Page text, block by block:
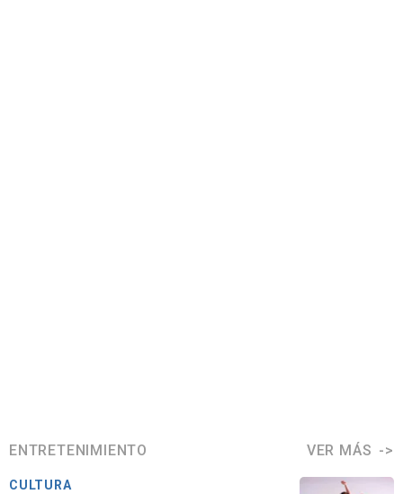
ENTRETENIMIENTO VER MÁS
CULTURA